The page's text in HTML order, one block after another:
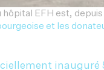
EFH est,
et les
inauguré